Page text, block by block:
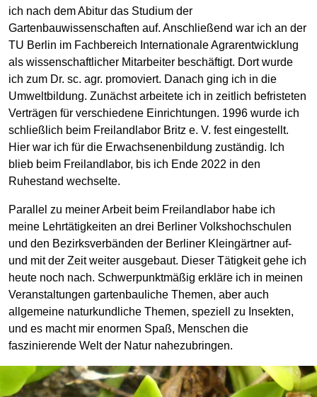
ich nach dem Abitur das Studium der
Gartenbauwissenschaften auf. Anschließend war ich an der
TU Berlin im Fachbereich Internationale Agrarentwicklung
als wissenschaftlicher Mitarbeiter beschäftigt. Dort wurde
ich zum Dr. sc. agr. promoviert. Danach ging ich in die
Umweltbildung. Zunächst arbeitete ich in zeitlich befristeten
Verträgen für verschiedene Einrichtungen. 1996 wurde ich
schließlich beim Freilandlabor Britz e. V. fest eingestellt.
Hier war ich für die Erwachsenenbildung zuständig. Ich
blieb beim Freilandlabor, bis ich Ende 2022 in den
Ruhestand wechselte.
Parallel zu meiner Arbeit beim Freilandlabor habe ich
meine Lehrtätigkeiten an drei Berliner Volkshochschulen
und den Bezirksverbänden der Berliner Kleingärtner auf-
und mit der Zeit weiter ausgebaut. Dieser Tätigkeit gehe ich
heute noch nach. Schwerpunktmäßig erkläre ich in meinen
Veranstaltungen gartenbauliche Themen, aber auch
allgemeine naturkundliche Themen, speziell zu Insekten,
und es macht mir enormen Spaß, Menschen die
faszinierende Welt der Natur nahezubringen.